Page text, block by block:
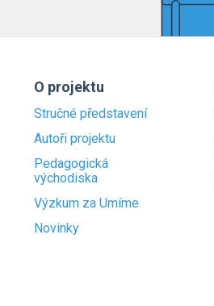
O projektu
Stručné představení
Autoři projektu
Pedagogická
východiska
Výzkum za Umíme
Novinky